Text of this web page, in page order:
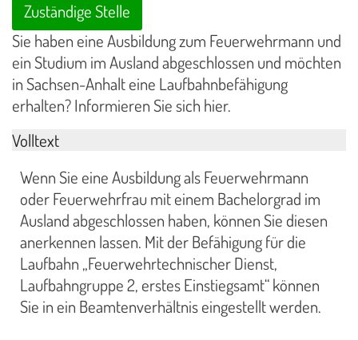
Zuständige Stelle
Sie haben eine Ausbildung zum Feuerwehrmann und
ein Studium im Ausland abgeschlossen und möchten
in Sachsen-Anhalt eine Laufbahnbefähigung
erhalten? Informieren Sie sich hier.
Volltext
Wenn Sie eine Ausbildung als Feuerwehrmann
oder Feuerwehrfrau mit einem Bachelorgrad im
Ausland abgeschlossen haben, können Sie diesen
anerkennen lassen. Mit der Befähigung für die
Laufbahn „Feuerwehrtechnischer Dienst,
Laufbahngruppe 2, erstes Einstiegsamt“ können
Sie in ein Beamtenverhältnis eingestellt werden.